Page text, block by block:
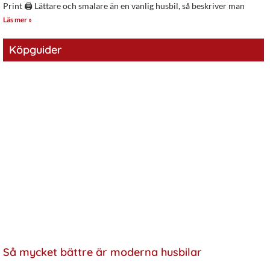
Print 🖨 Lättare och smalare än en vanlig husbil, så beskriver man
Läs mer »
Köpguider
Så mycket bättre är moderna husbilar